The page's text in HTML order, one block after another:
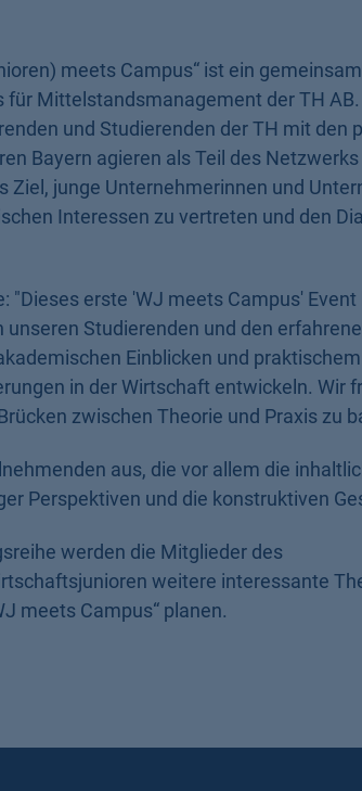
meets Campus“ ist ein
Mittelstandsmanagement der TH AB.
und Studierenden der TH mit den
Bayern agieren als Teil des Netzwerks
junge Unternehmerinnen und
Interessen zu vertreten und den
"Dieses erste 'WJ meets Campus'
Studierenden und den
Einblicken und
in der Wirtschaft entwickeln. Wir
zwischen Theorie und Praxis zu
aus, die vor allem die
Perspektiven und die konstruktiven
werden die Mitglieder des
weitere interessante
meets Campus“ planen.